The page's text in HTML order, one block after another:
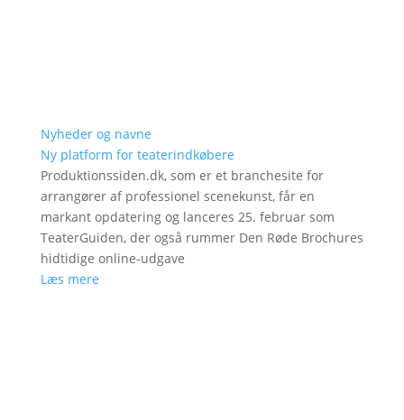
Nyheder og navne
Ny platform for teaterindkøbere
Produktionssiden.dk, som er et branchesite for
arrangører af professionel scenekunst, får en
markant opdatering og lanceres 25. februar som
TeaterGuiden, der også rummer Den Røde Brochures
hidtidige online-udgave
Læs mere